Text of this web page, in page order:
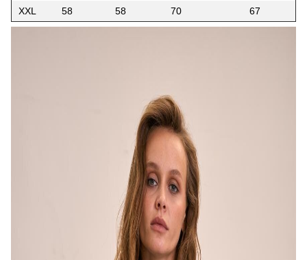
XXL 58 58 70 67